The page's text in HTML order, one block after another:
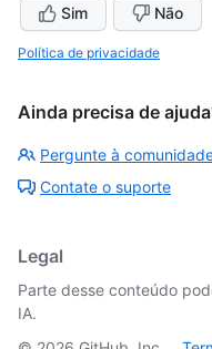
Sim Não
Política de privacidade
Ainda precisa de
Pergunte à
Contate o suporte
Legal
Parte desse conteúdo
IA.